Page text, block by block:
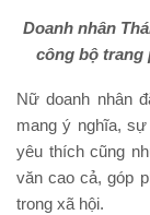
Doanh nhân
công bộ trang
Nữ doanh nhân
mang ý nghĩa,
yêu thích cũng
văn cao cả, góp
trong xã hội.